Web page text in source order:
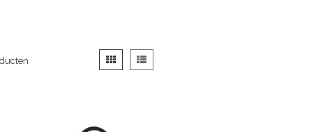
Tonen
als
Foto-
tabel
Lijst